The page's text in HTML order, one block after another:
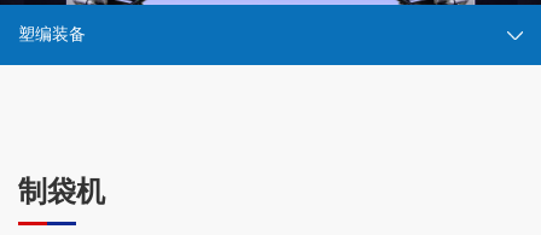
塑编装备
制袋机